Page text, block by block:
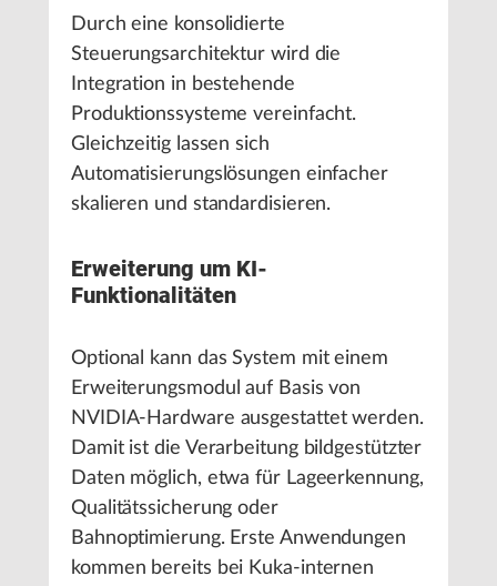
Durch eine konsolidierte
Steuerungsarchitektur wird die
Integration in bestehende
Produktionssysteme vereinfacht.
Gleichzeitig lassen sich
Automatisierungslösungen einfacher
skalieren und standardisieren.
Erweiterung um KI-
Funktionalitäten
Optional kann das System mit einem
Erweiterungsmodul auf Basis von
NVIDIA-Hardware ausgestattet werden.
Damit ist die Verarbeitung bildgestützter
Daten möglich, etwa für Lageerkennung,
Qualitätssicherung oder
Bahnoptimierung. Erste Anwendungen
kommen bereits bei Kuka-internen